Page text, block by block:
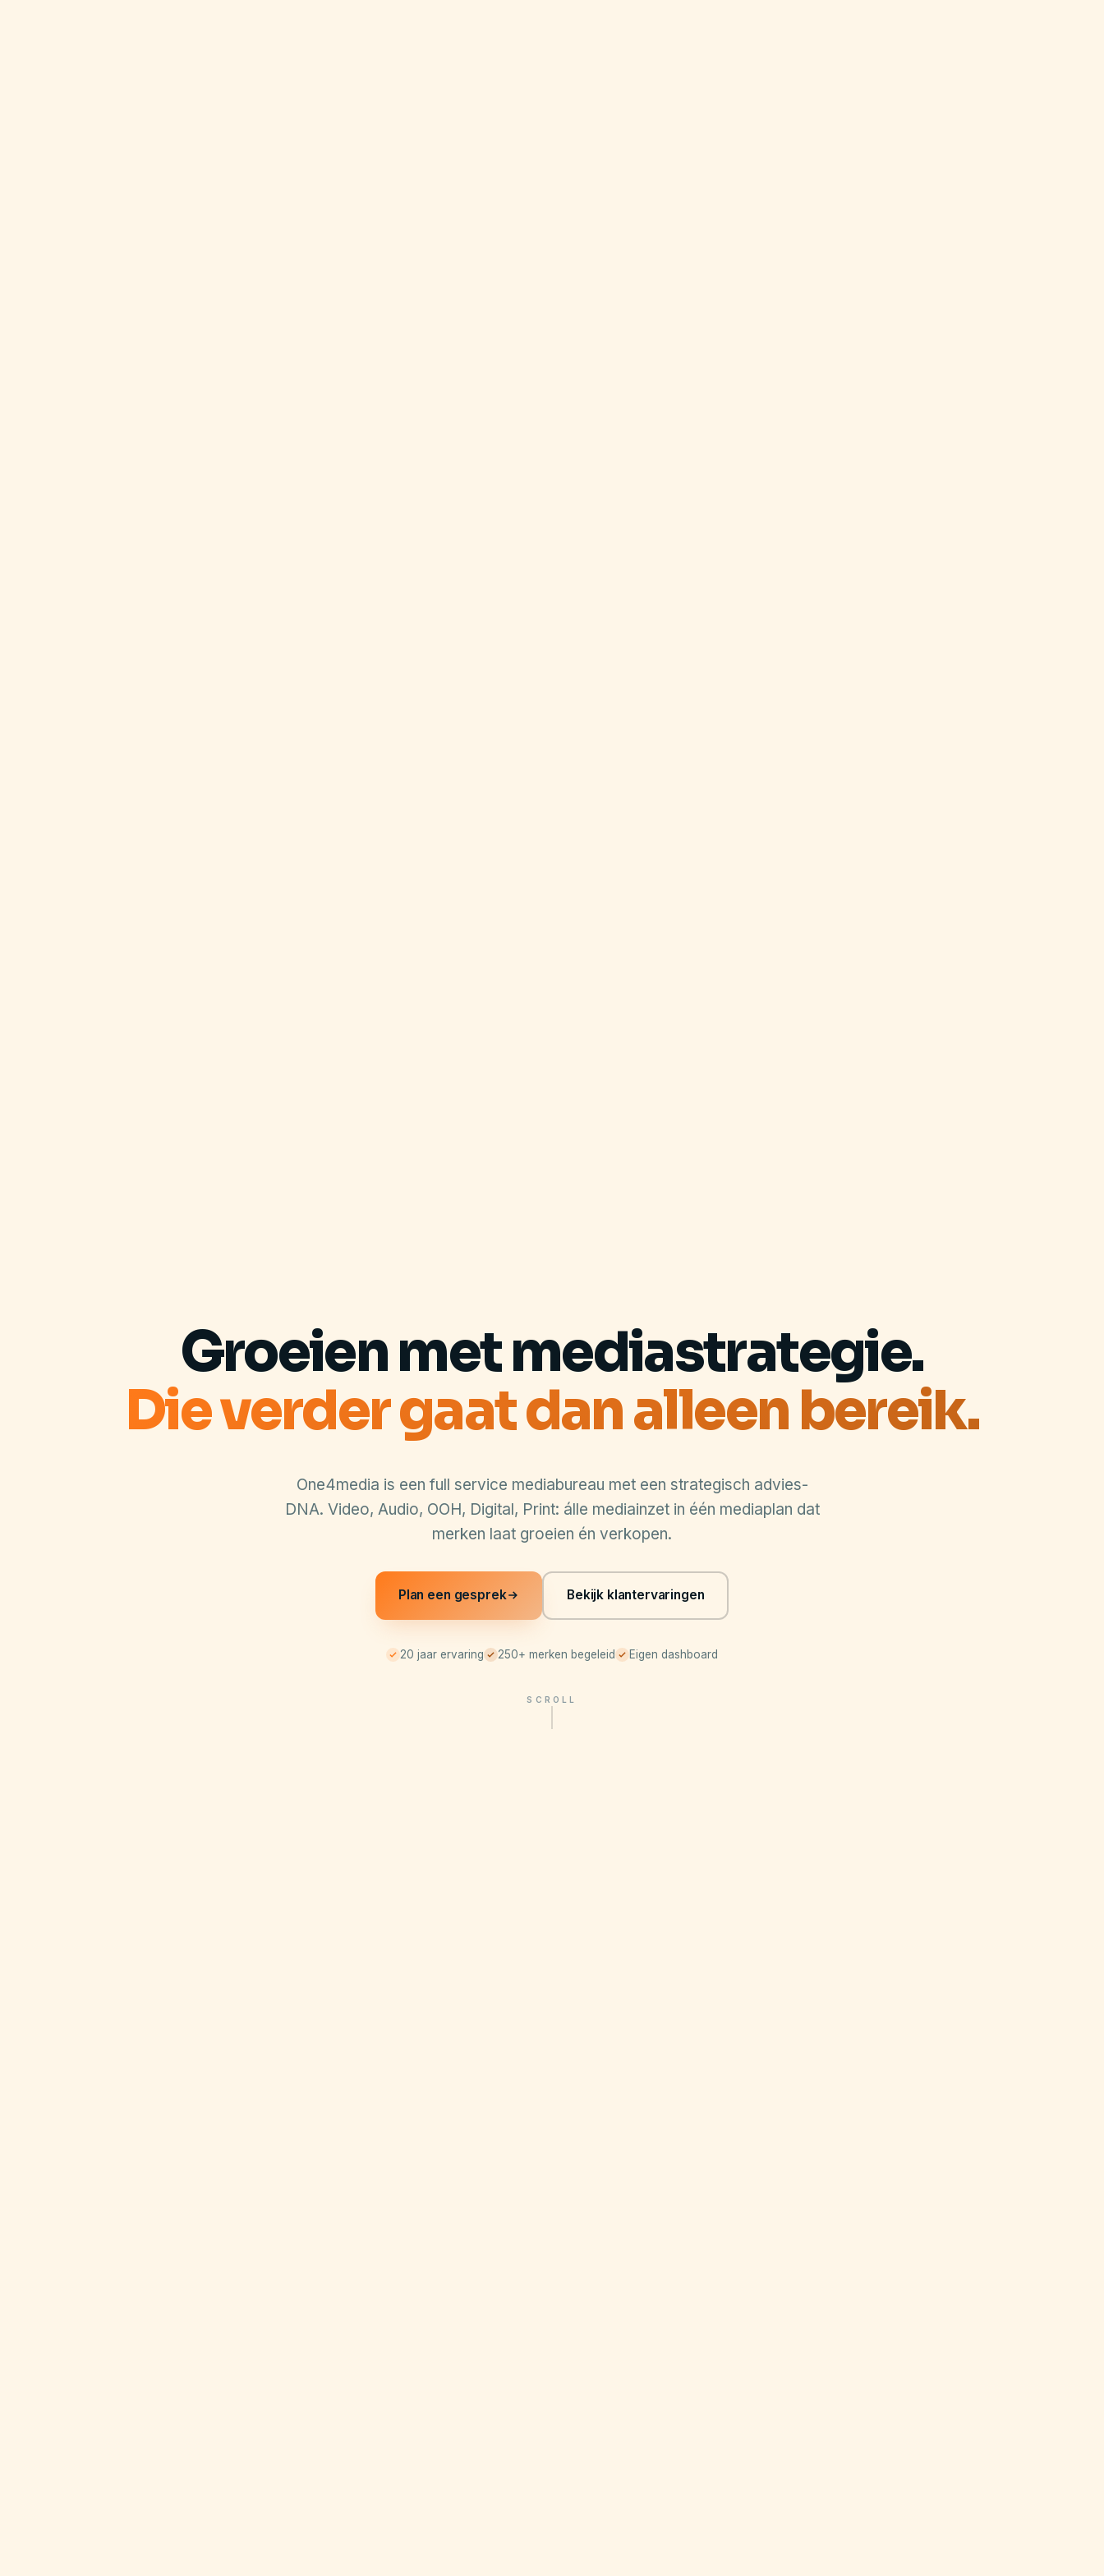
Groeien met mediastrategie.
Die verder gaat dan alleen bereik.
One4media is een full service mediabureau met een strategisch advies-
DNA. Video, Audio, OOH, Digital, Print: álle mediainzet in één mediaplan dat
merken laat groeien én verkopen.
Plan een gesprek Bekijk klantervaringen
20 jaar ervaring 250+ merken begeleid Eigen dashboard
SCROLL